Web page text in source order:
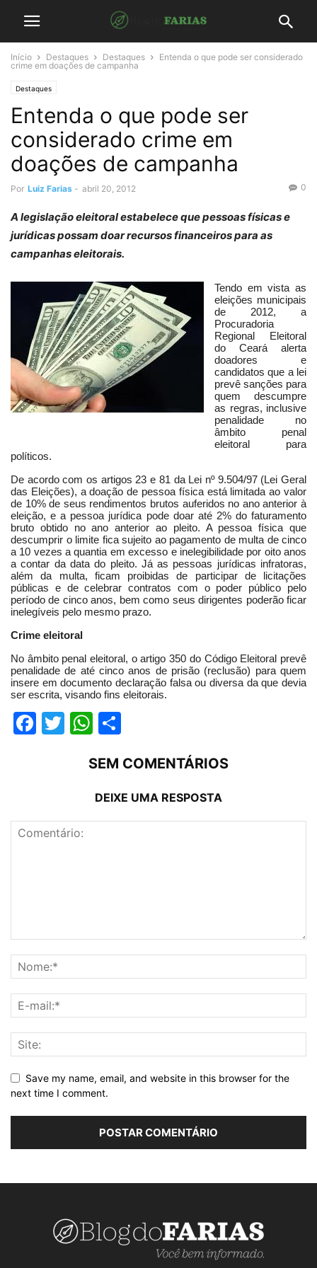
Início Destaques Destaques
Entenda o que pode ser considerado
crime em doações de campanha
Destaques
Entenda o que pode ser
considerado crime em
doações de campanha
Por Luiz Farias - abril 20, 2012 0
A legislação eleitoral estabelece que pessoas físicas e
jurídicas possam doar recursos financeiros para as
campanhas eleitorais.
Tendo em vista as
eleições municipais
de 2012, a
Procuradoria
Regional Eleitoral
do Ceará alerta
doadores e
candidatos que a lei
prevê sanções para
quem descumpre
as regras, inclusive
penalidade no
âmbito penal
eleitoral para
políticos.
De acordo com os artigos 23 e 81 da Lei nº 9.504/97 (Lei Geral
das Eleições), a doação de pessoa física está limitada ao valor
de 10% de seus rendimentos brutos auferidos no ano anterior à
eleição, e a pessoa jurídica pode doar até 2% do faturamento
bruto obtido no ano anterior ao pleito. A pessoa física que
descumprir o limite fica sujeito ao pagamento de multa de cinco
a 10 vezes a quantia em excesso e inelegibilidade por oito anos
a contar da data do pleito. Já as pessoas jurídicas infratoras,
além da multa, ficam proibidas de participar de licitações
públicas e de celebrar contratos com o poder público pelo
período de cinco anos, bem como seus dirigentes poderão ficar
inelegíveis pelo mesmo prazo.
Crime eleitoral
No âmbito penal eleitoral, o artigo 350 do Código Eleitoral prevê
penalidade de até cinco anos de prisão (reclusão) para quem
insere em documento declaração falsa ou diversa da que devia
ser escrita, visando fins eleitorais.
Facebook
TwitterWhatsApp
SEM COMENTÁRIOS
DEIXE UMA RESPOSTA
Save my name, email, and website in this browser for the
next time I comment.